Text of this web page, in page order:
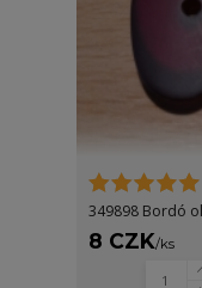
349898 Bordó
8 CZK/ks